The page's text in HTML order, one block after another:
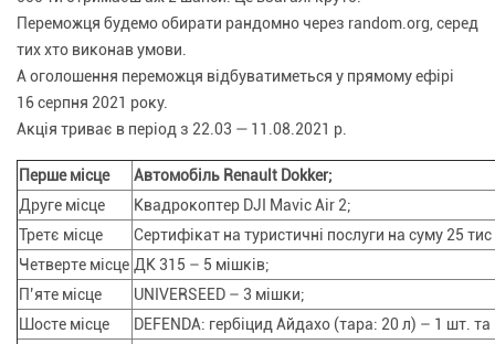
Переможця будемо обирати рандомно через random.org, серед
тих хто виконав умови.
А оголошення переможця відбуватиметься у прямому ефірі
16 серпня 2021 року.
Акція триває в період з 22.03 — 11.08.2021 р.
Перше місце
Автомобіль Renault Dokker;
Друге місце
Квадрокоптер DJI Mavic Air 2;
Третє місце
Сертифікат на туристичні послуги на суму 25 тис
Четверте місце ДК 315 – 5 мішків;
П’яте місце
UNIVERSEED – 3 мішки;
Шосте місце
DEFENDA: гербіцид Айдахо (тара: 20 л) – 1 шт.